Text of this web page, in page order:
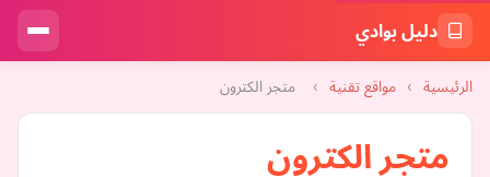
دليل بوادي
الرئيسية › مواقع تقنية › متجر الكترون
متجر الكترون